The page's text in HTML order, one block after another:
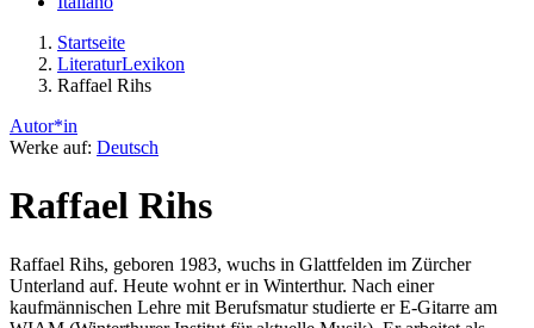
Startseite
LiteraturLexikon
Raffael Rihs
Autor*in
Werke auf: Deutsch
Raffael Rihs
Raffael Rihs, geboren 1983, wuchs in Glattfelden im Zürcher
Unterland auf. Heute wohnt er in Winterthur. Nach einer
kaufmännischen Lehre mit Berufsmatur studierte er E-Gitarre am